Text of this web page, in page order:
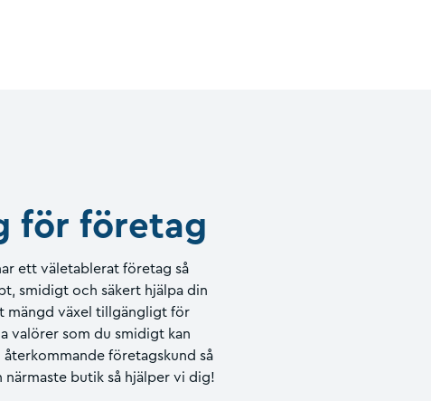
för företag
ett väletablerat företag så
smidigt och säkert hjälpa din
mängd växel tillgängligt för
valörer som du smidigt kan
företagskund så
närmaste butik så hjälper vi dig!